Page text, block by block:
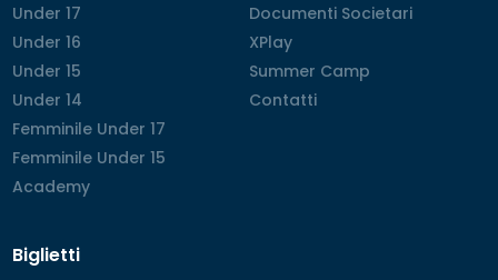
Under 17
Under 17
Under 16
Under 16
Under 15
Under 15
Under 14
Under 14
Femminile Under 17
Femminile Under 17
Femminile Under 15
Femminile Under 15
Academy
Academy
Documenti Societari
Documenti Societari
XPlay
XPlay
Summer Camp
Summer Camp
Contatti
Contatti
Biglietti